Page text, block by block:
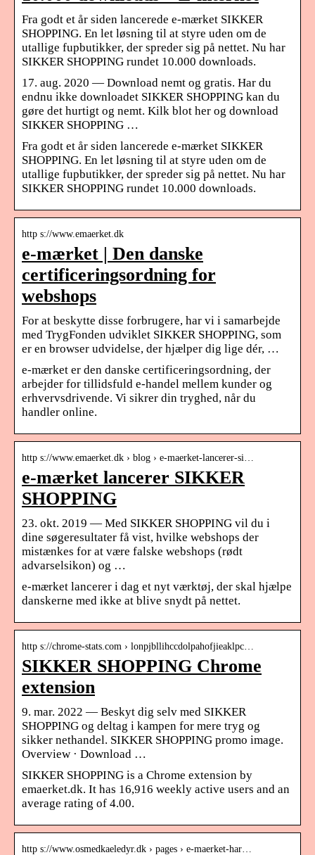
Fra godt et år siden lancerede e-mærket SIKKER
SHOPPING. En let løsning til at styre uden om de
utallige fupbutikker, der spreder sig på nettet. Nu har
SIKKER SHOPPING rundet 10.000 downloads.
17. aug. 2020 — Download nemt og gratis. Har du
endnu ikke downloadet SIKKER SHOPPING kan du
gøre det hurtigt og nemt. Kilk blot her og download
SIKKER SHOPPING …
Fra godt et år siden lancerede e-mærket SIKKER
SHOPPING. En let løsning til at styre uden om de
utallige fupbutikker, der spreder sig på nettet. Nu har
SIKKER SHOPPING rundet 10.000 downloads.
http s://www.emaerket.dk
e-mærket | Den danske
certificeringsordning for
webshops
For at beskytte disse forbrugere, har vi i samarbejde
med TrygFonden udviklet SIKKER SHOPPING, som
er en browser udvidelse, der hjælper dig lige dér, …
e-mærket er den danske certificeringsordning, der
arbejder for tillidsfuld e-handel mellem kunder og
erhvervsdrivende. Vi sikrer din tryghed, når du
handler online.
http s://www.emaerket.dk › blog › e-maerket-lancerer-si…
e-mærket lancerer SIKKER
SHOPPING
23. okt. 2019 — Med SIKKER SHOPPING vil du i
dine søgeresultater få vist, hvilke webshops der
mistænkes for at være falske webshops (rødt
advarselsikon) og …
e-mærket lancerer i dag et nyt værktøj, der skal hjælpe
danskerne med ikke at blive snydt på nettet.
http s://chrome-stats.com › lonpjbllihccdolpahofjieaklpc…
SIKKER SHOPPING Chrome
extension
9. mar. 2022 — Beskyt dig selv med SIKKER
SHOPPING og deltag i kampen for mere tryg og
sikker nethandel. SIKKER SHOPPING promo image.
Overview · Download …
SIKKER SHOPPING is a Chrome extension by
emaerket.dk. It has 16,916 weekly active users and an
average rating of 4.00.
http s://www.osmedkaeledyr.dk › pages › e-maerket-har…